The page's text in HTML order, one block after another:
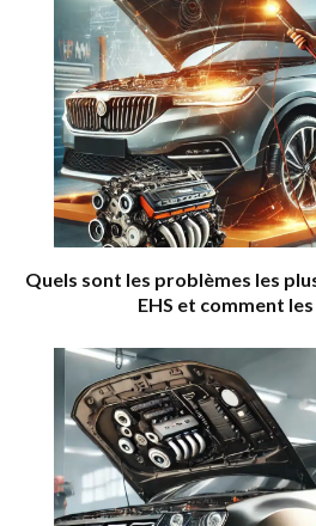
Quels sont les problèmes les
EHS et comment